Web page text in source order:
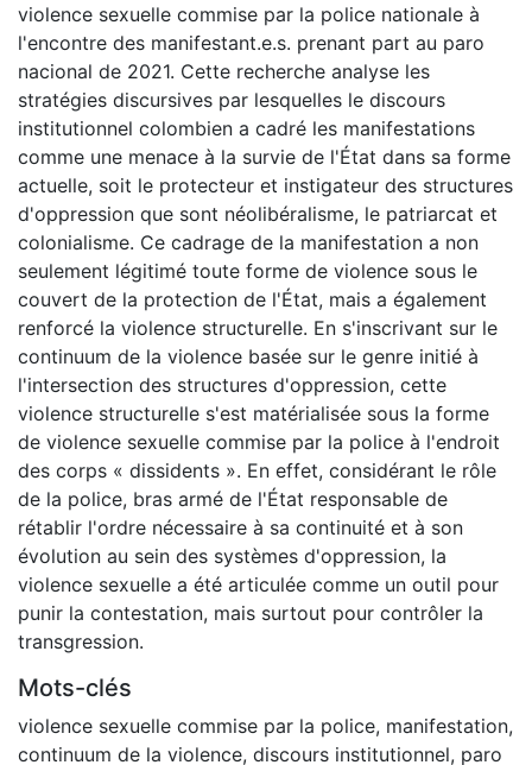
violence sexuelle commise par la police nationale à
l'encontre des manifestant.e.s. prenant part au paro
nacional de 2021. Cette recherche analyse les
stratégies discursives par lesquelles le discours
institutionnel colombien a cadré les manifestations
comme une menace à la survie de l'État dans sa forme
actuelle, soit le protecteur et instigateur des structures
d'oppression que sont néolibéralisme, le patriarcat et
colonialisme. Ce cadrage de la manifestation a non
seulement légitimé toute forme de violence sous le
couvert de la protection de l'État, mais a également
renforcé la violence structurelle. En s'inscrivant sur le
continuum de la violence basée sur le genre initié à
l'intersection des structures d'oppression, cette
violence structurelle s'est matérialisée sous la forme
de violence sexuelle commise par la police à l'endroit
des corps « dissidents ». En effet, considérant le rôle
de la police, bras armé de l'État responsable de
rétablir l'ordre nécessaire à sa continuité et à son
évolution au sein des systèmes d'oppression, la
violence sexuelle a été articulée comme un outil pour
punir la contestation, mais surtout pour contrôler la
transgression.
Mots-clés
violence sexuelle commise par la police, manifestation,
continuum de la violence, discours institutionnel, paro